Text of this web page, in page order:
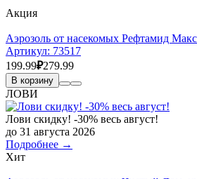
Акция
Аэрозоль от насекомых Рефтамид
Артикул: 73517
199.99₽279.99
В корзину
ЛОВИ
Лови скидку! -30% весь август!
до 31 августа 2026
Подробнее →
Хит